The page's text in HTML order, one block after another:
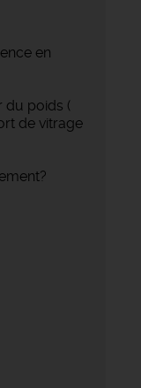
en
du poids (
de vitrage